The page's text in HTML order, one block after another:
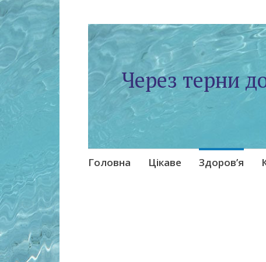
Через терни
Skip
Головна Цікаве Здоров’я